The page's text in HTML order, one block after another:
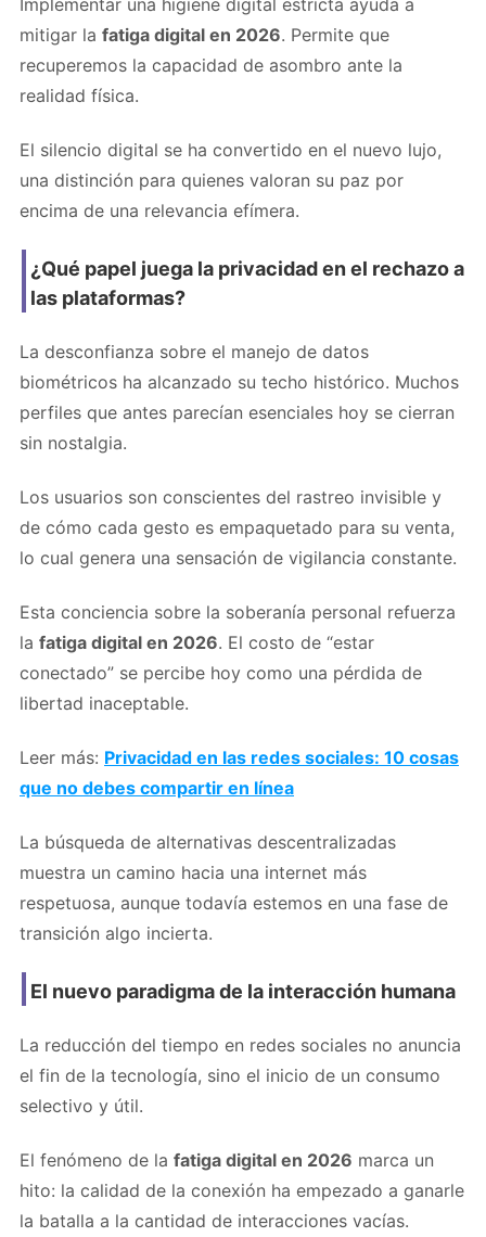
Implementar una higiene digital estricta ayuda a
mitigar la fatiga digital en 2026. Permite que
recuperemos la capacidad de asombro ante la
realidad física.
El silencio digital se ha convertido en el nuevo lujo,
una distinción para quienes valoran su paz por
encima de una relevancia efímera.
¿Qué papel juega la privacidad en el rechazo a
las plataformas?
La desconfianza sobre el manejo de datos
biométricos ha alcanzado su techo histórico. Muchos
perfiles que antes parecían esenciales hoy se cierran
sin nostalgia.
Los usuarios son conscientes del rastreo invisible y
de cómo cada gesto es empaquetado para su venta,
lo cual genera una sensación de vigilancia constante.
Esta conciencia sobre la soberanía personal refuerza
la fatiga digital en 2026. El costo de “estar
conectado” se percibe hoy como una pérdida de
libertad inaceptable.
Leer más: Privacidad en las redes sociales: 10 cosas
que no debes compartir en línea
La búsqueda de alternativas descentralizadas
muestra un camino hacia una internet más
respetuosa, aunque todavía estemos en una fase de
transición algo incierta.
El nuevo paradigma de la interacción humana
La reducción del tiempo en redes sociales no anuncia
el fin de la tecnología, sino el inicio de un consumo
selectivo y útil.
El fenómeno de la fatiga digital en 2026 marca un
hito: la calidad de la conexión ha empezado a ganarle
la batalla a la cantidad de interacciones vacías.